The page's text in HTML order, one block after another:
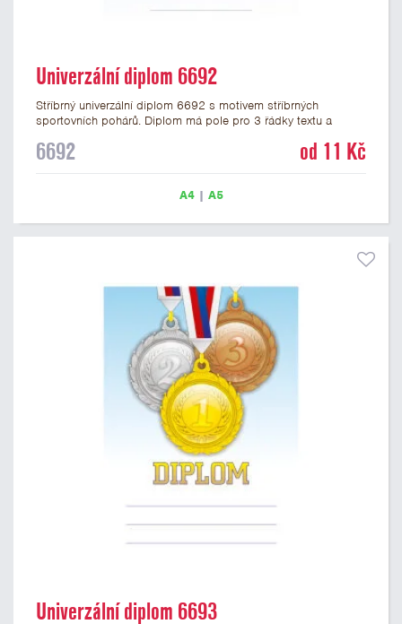
Univerzální diplom 6692
Stříbrný univerzální diplom 6692 s motivem stříbrných
sportovních pohárů. Diplom má pole pro 3 řádky textu a
formátu A4 a A5. Tento univerzální diplom je vhodný pro
motivem pohárů má gramáž 250 g/m2.
6692 od 11 Kč
A4| A5
Univerzální diplom 6693